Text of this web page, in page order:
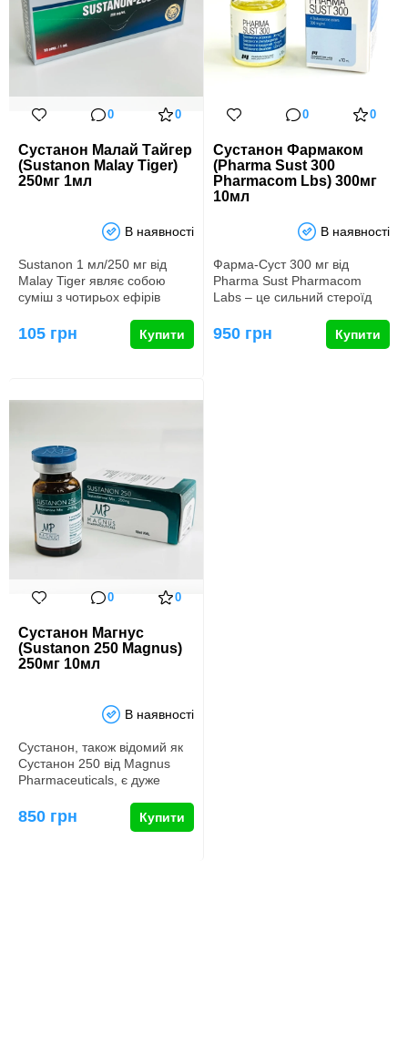
0 0
Сустанон Малай Тайгер
(Sustanon Malay Tiger)
250мг 1мл
В наявності
Sustanon 1 мл/250 мг від
Malay Tiger являє собою
суміш з чотирьох ефірів
дл…
105 грн Купити
0 0
Сустанон Фармаком
(Pharma Sust 300
Pharmacom Lbs) 300мг
10мл
В наявності
Фарма-Суст 300 мг від
Pharma Sust Pharmacom
Labs – це сильний стероїд
тес…
950 грн Купити
0 0
Сустанон Магнус
(Sustanon 250 Magnus)
250мг 10мл
В наявності
Сустанон, також відомий як
Сустанон 250 від Magnus
Pharmaceuticals, є дуже
бодібілд…
850 грн Купити